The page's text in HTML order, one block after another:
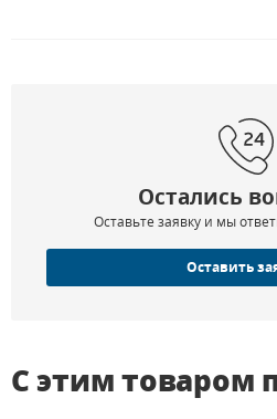
Остались
Оставьте заявку и мы
Оставить
С этим товаром